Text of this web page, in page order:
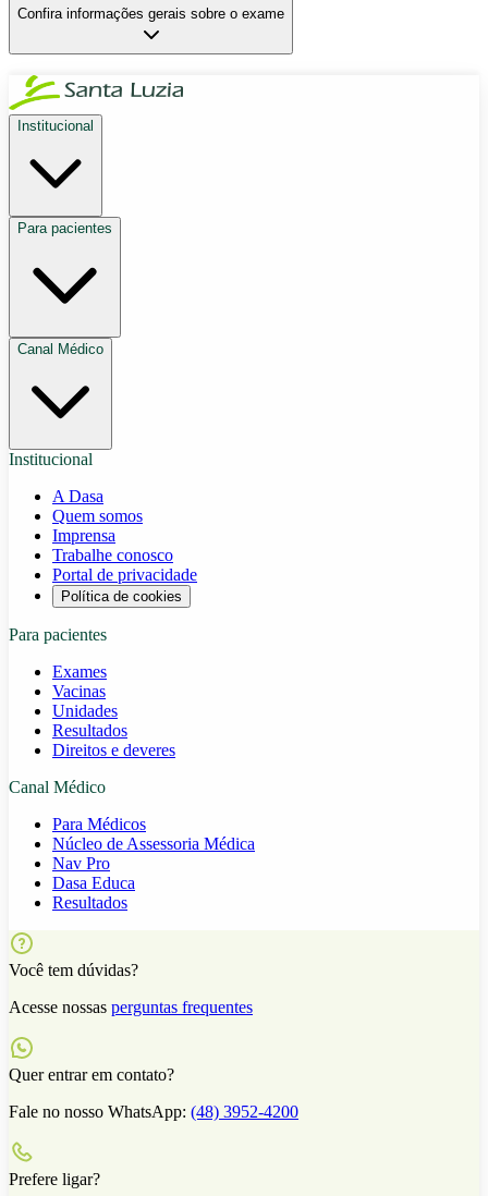
Confira informações gerais sobre o exame
Institucional
Para pacientes
Canal Médico
Institucional
A Dasa
Quem somos
Imprensa
Trabalhe conosco
Portal de privacidade
Política de cookies
Para pacientes
Exames
Vacinas
Unidades
Resultados
Direitos e deveres
Canal Médico
Para Médicos
Núcleo de Assessoria Médica
Nav Pro
Dasa Educa
Resultados
Você tem dúvidas?
Acesse nossas perguntas frequentes
Quer entrar em contato?
Fale no nosso WhatsApp: (48) 3952-4200
Prefere ligar?